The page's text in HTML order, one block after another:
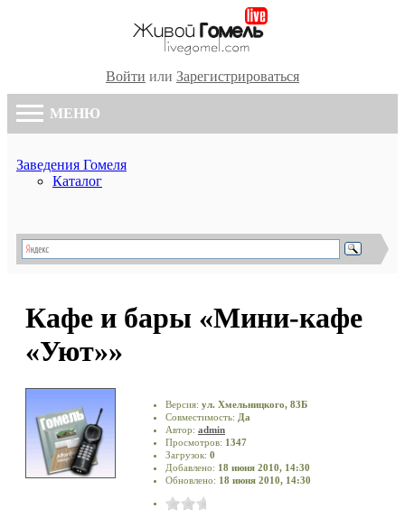
Войти или Зарегистрироваться
МЕНЮ
Заведения Гомеля
Каталог
Кафе и бары «Мини-кафе
«Уют»»
Версия: ул. Хмельницкого, 83Б
Совместимость: Да
Автор: admin
Просмотров: 1347
Загрузок: 0
Добавлено: 18 июня 2010, 14:30
Обновлено: 18 июня 2010, 14:30